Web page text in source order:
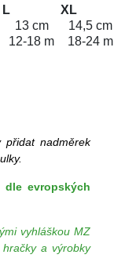
L
XL
13 cm
14,5 cm
12-18 m 18-24 m
přidat nadměrek
dle evropských
vyhláškou MZ
a výrobky